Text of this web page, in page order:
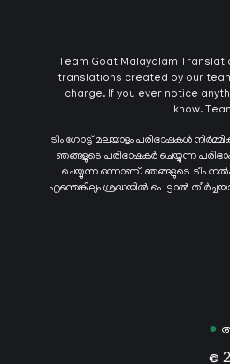
Team Goat Malayalam
translations created by our
charge. If you ever notice
know.
ടീം ഗോട്ട് മലയാളം പരിഭാഷകൾ
ഞങ്ങളുടെ പരിഭാഷകർ ചെയ്യുന്ന
ചെയ്യുന്ന ഒന്നാണ്. ഞങ്ങളുടെ ടീം
എന്തെങ്കിലും ശ്രദ്ധയിൽ പെട്ടാൽ
●
©